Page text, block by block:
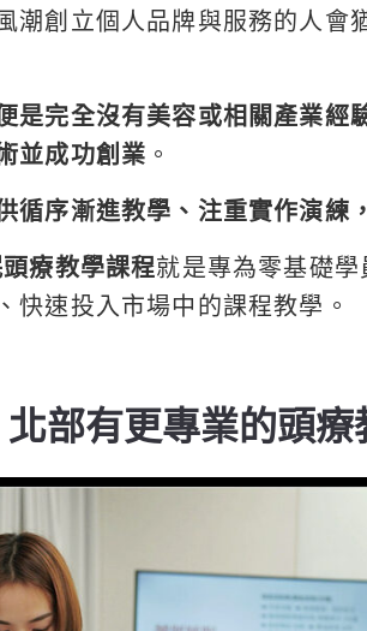
潮創立個人品牌與服務的人會
是完全沒有美容或相關產業經
並成功創業 。
循序漸進教學、注重實作演練
療教學課程就是專為零基礎學
快速投入市場中的課程教學。
部有更專業的頭療